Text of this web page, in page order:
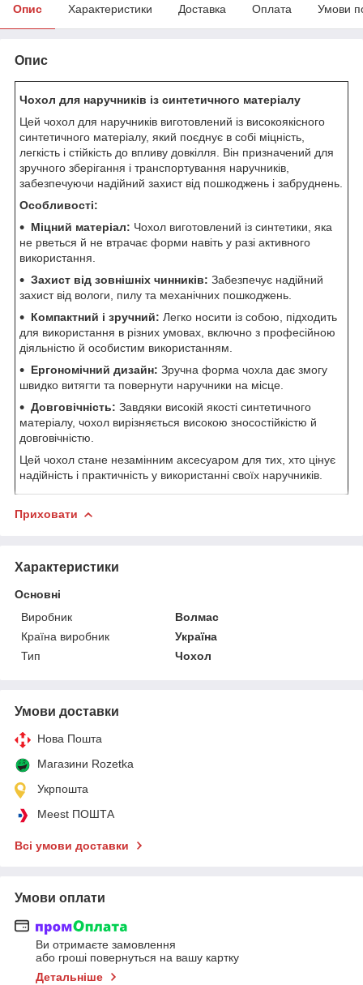
Опис Характеристики Доставка Оплата Умови
Опис
Чохол для наручників із синтетичного матеріалу
Цей чохол для наручників виготовлений із високоякісного
синтетичного матеріалу, який поєднує в собі міцність,
легкість і стійкість до впливу довкілля. Він призначений для
зручного зберігання і транспортування наручників,
забезпечуючи надійний захист від пошкоджень і забруднень.
Особливості:
Міцний матеріал: Чохол виготовлений із синтетики, яка
не рветься й не втрачає форми навіть у разі активного
використання.
Захист від зовнішніх чинників: Забезпечує надійний
захист від вологи, пилу та механічних пошкоджень.
Компактний і зручний: Легко носити із собою, підходить
для використання в різних умовах, включно з професійною
діяльністю й особистим використанням.
Ергономічний дизайн: Зручна форма чохла дає змогу
швидко витягти та повернути наручники на місце.
Довговічність: Завдяки високій якості синтетичного
матеріалу, чохол вирізняється високою зносостійкістю й
довговічністю.
Цей чохол стане незамінним аксесуаром для тих, хто цінує
надійність і практичність у використанні своїх наручників.
Приховати
Характеристики
Основні
Виробник
Волмас
Країна виробник
Україна
Тип
Чохол
Умови доставки
Нова Пошта
Магазини Rozetka
Укрпошта
Meest ПОШТА
Всі умови доставки
Умови оплати
Ви отримаєте замовлення
або гроші повернуться на вашу картку
Детальніше